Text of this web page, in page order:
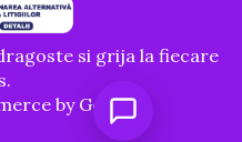
si grija la fiecare
by Gomag